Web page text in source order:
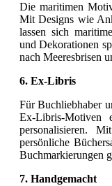
Die maritimen
Mit Designs wie
lassen sich
und Dekorationen
nach Meeresbrisen
6. Ex-Libris
Für Buchliebhaber
Ex-Libris-Motiven
personalisieren.
persönliche
Buchmarkierungen
7. Handgemacht